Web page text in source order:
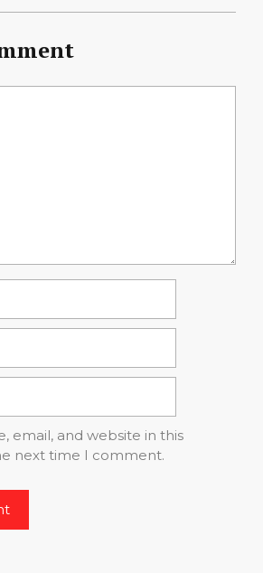
email, and website in this
next time I comment.